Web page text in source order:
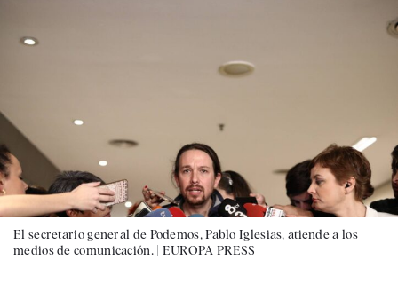
El secretario general de Podemos, Pablo Iglesias, atiende a los
medios de comunicación. | EUROPA PRESS